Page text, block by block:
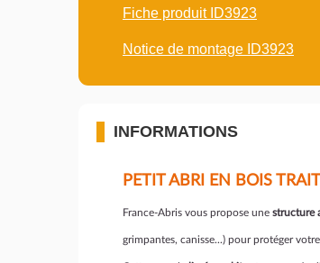
Fiche produit ID3923
Notice de montage ID3923
INFORMATIONS
PETIT ABRI EN BOIS
France-Abris vous propose une structure
grimpantes, canisse...) pour protéger